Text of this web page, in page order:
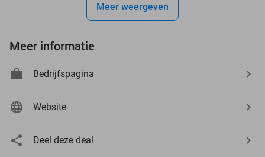
Meer weergeven
Meer informatie
Bedrijfspagina
Website
Deel deze deal